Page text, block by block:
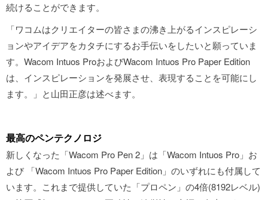
続けることができます。
「ワコムはクリエイターの皆さまの沸き上がるインスピレーシ
ョンやアイデアをカタチにするお手伝いをしたいと願っていま
す。Wacom Intuos ProおよびWacom Intuos Pro Paper Edition
は、インスピレーションを発展させ、表現することを可能にし
ます。」と山田正彦は述べます。
最高のペンテクノロジ
新しくなった「Wacom Pro Pen 2」は「Wacom Intuos Pro」お
よび 「Wacom Intuos Pro Paper Edition」のいずれにも付属して
います。これまで提供していた「プロペン」の4倍(8192レベル)